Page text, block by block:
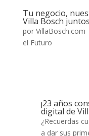
Tu negocio,
Villa Bosch
por VillaBosch.com
el Futuro
¡23 años
digital de
¿Recuerdas
a dar sus